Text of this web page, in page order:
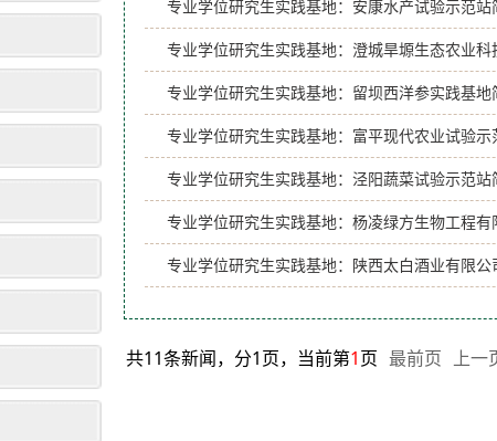
专业学位研究生实践基地：安康水产试验示范站
专业学位研究生实践基地：澄城旱塬生态农业
专业学位研究生实践基地：留坝西洋参实践基地
专业学位研究生实践基地：富平现代农业试验示
专业学位研究生实践基地：泾阳蔬菜试验示范站
专业学位研究生实践基地：杨凌绿方生物工程有
专业学位研究生实践基地：陕西太白酒业有限公
共11条新闻，分1页，当前第1页 最前页 上一